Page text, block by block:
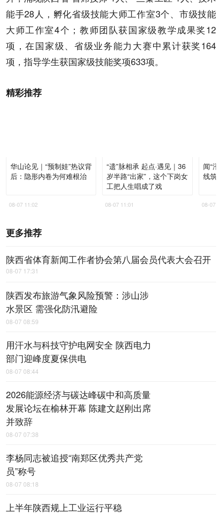
能手28人，孵化省级技能大师工作室3个、市级技能
大师工作室4个；教师团队获国家级教学成果奖12
项，在国家级、省级业务能力大赛中累计获奖164
项，指导学生获国家级技能奖项633项。
精彩推荐
华山论见｜“预制娃”热议背
后：隐形内卷为何难根治
08-07 11:02
“遗”脉相承 起点·遇见｜36
岁半路“出家”，这个下岗女
工把人生唱成了戏
08-07 11:01
闻“
线筑
08-07
更多推荐
陕西省体育新闻工作者协会第八届会员代表大会召开
08-07 17:31
陕西发布旅游气象风险预警：涉山涉
水景区 需强化防汛避险
08-07 08:59
用汗水与科技守护电网安全 陕西电力
部门迎峰度夏保供电
08-07 08:44
2026能源经济与碳达峰碳中和高质量
发展论坛在榆林开幕 陈建文赵刚出席
并致辞
08-07 07:38
李杨同志被追授“南郑区优秀共产党
员”称号
08-07 08:18
上半年陕西规上工业运行平稳